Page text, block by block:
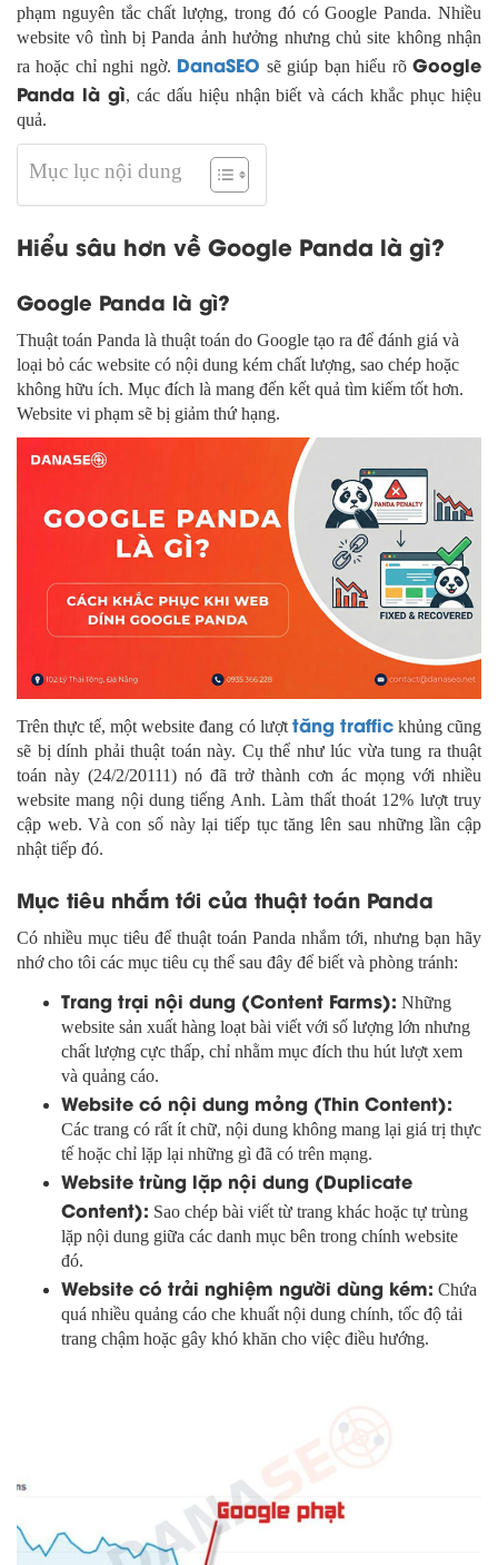
phạm nguyên tắc chất lượng, trong đó có Google Panda. Nhiều
website vô tình bị Panda ảnh hưởng nhưng chủ site không nhận
ra hoặc chỉ nghi ngờ. DanaSEO sẽ giúp bạn hiểu rõGoogle
Panda là gì, các dấu hiệu nhận biết và cách khắc phục hiệu
quả.
Mục lục nội dung
Hiểu sâu hơn về Google Panda là gì?
Google Panda là gì?
Thuật toán Panda là thuật toán do Google tạo ra để đánh giá và
loại bỏ các website có nội dung kém chất lượng, sao chép hoặc
không hữu ích. Mục đích là mang đến kết quả tìm kiếm tốt hơn.
Website vi phạm sẽ bị giảm thứ hạng.
Trên thực tế, một website đang có lượt tăng traffickhủng cũng
sẽ bị dính phải thuật toán này. Cụ thể như lúc vừa tung ra thuật
toán này (24/2/20111) nó đã trở thành cơn ác mọng với nhiều
website mang nội dung tiếng Anh. Làm thất thoát 12% lượt truy
cập web. Và con số này lại tiếp tục tăng lên sau những lần cập
nhật tiếp đó.
Mục tiêu nhắm tới của thuật toán Panda
Có nhiều mục tiêu để thuật toán Panda nhắm tới, nhưng bạn hãy
nhớ cho tôi các mục tiêu cụ thể sau đây để biết và phòng tránh:
Trang trại nội dung (Content Farms): Những
website sản xuất hàng loạt bài viết với số lượng lớn nhưng
chất lượng cực thấp, chỉ nhằm mục đích thu hút lượt xem
và quảng cáo.
Website có nội dung mỏng (Thin Content):
Các trang có rất ít chữ, nội dung không mang lại giá trị thực
tế hoặc chỉ lặp lại những gì đã có trên mạng.
Website trùng lặp nội dung (Duplicate
Content): Sao chép bài viết từ trang khác hoặc tự trùng
lặp nội dung giữa các danh mục bên trong chính website
đó.
Website có trải nghiệm người dùng kém: Chứa
quá nhiều quảng cáo che khuất nội dung chính, tốc độ tải
trang chậm hoặc gây khó khăn cho việc điều hướng.